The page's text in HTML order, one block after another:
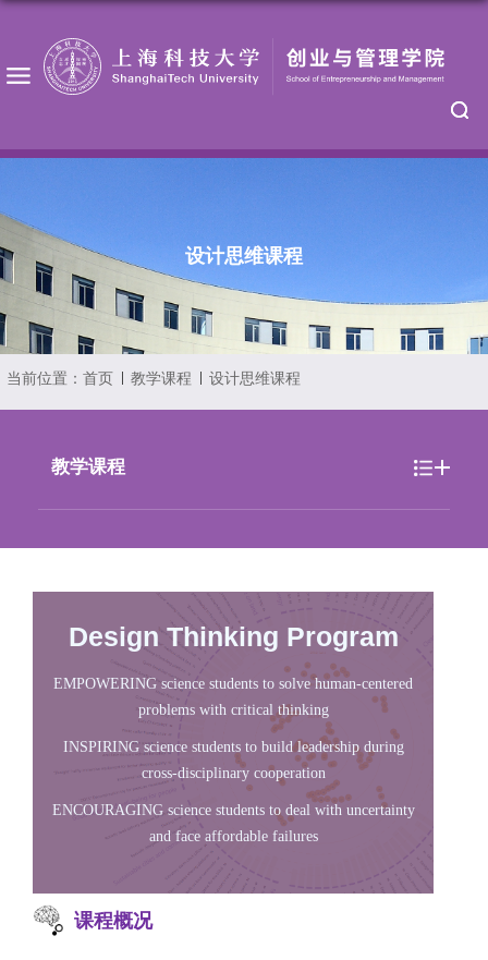
设计思维课程
当前位置： 首页 教学课程 设计思维课程
教学课程
Design Thinking Program
EMPOWERING science students to solve human-centered
problems with critical thinking
INSPIRING science students to build leadership during
cross-disciplinary cooperation
ENCOURAGING science students to deal with uncertainty
and face affordable failures
课程概况